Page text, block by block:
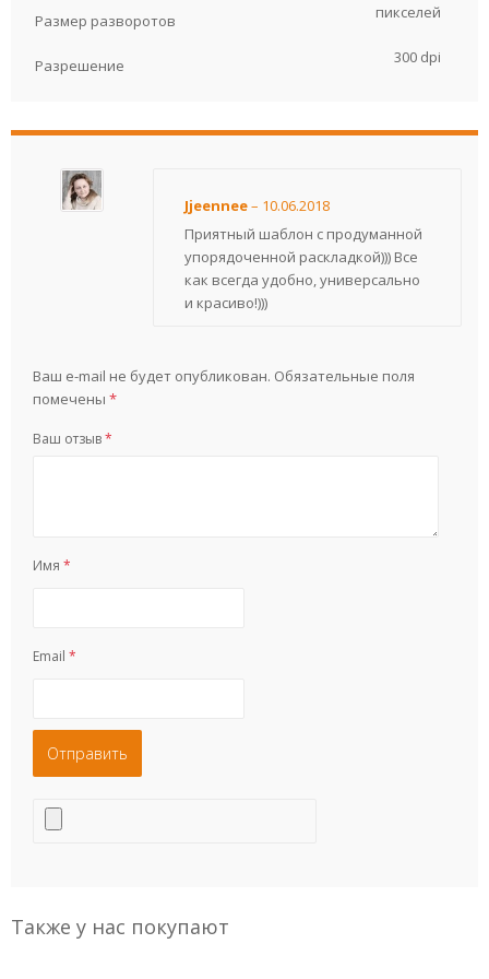
Размер разворотов
пикселей
Разрешение 300 dpi
Jjeennee– 10.06.2018
Приятный шаблон с продуманной
упорядоченной раскладкой))) Все
как всегда удобно, универсально
и красиво!)))
Ваш e-mail не будет опубликован. Обязательные поля
помечены *
Ваш отзыв*
Имя *
Email *
Также у нас покупают